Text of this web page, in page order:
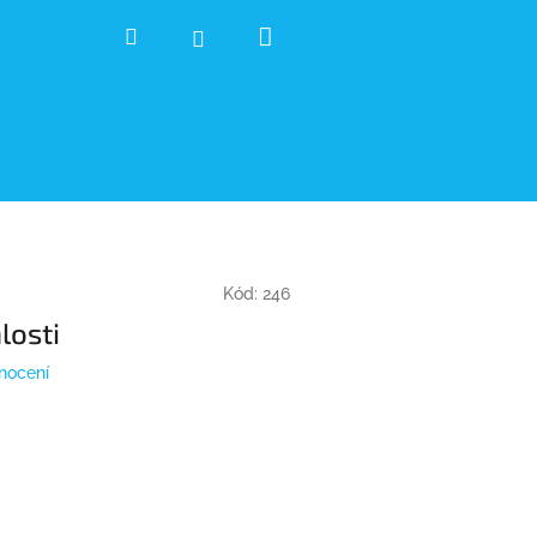
Hledat Přihlášení
Kód: 246